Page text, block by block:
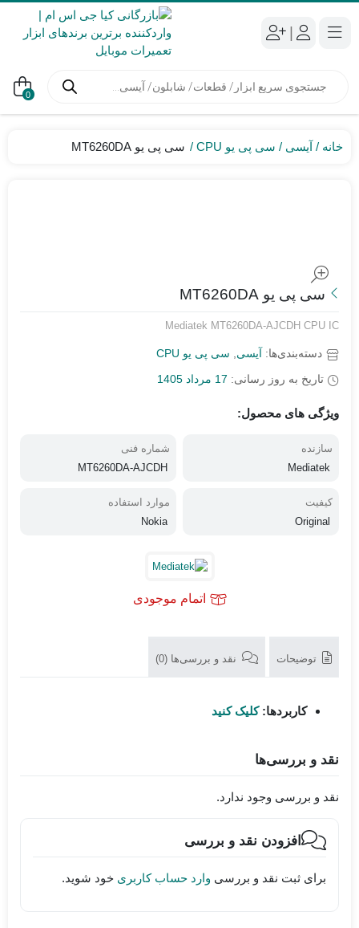
محصولات
0
خانه آیسی سی پی یو CPU سی پی یو MT6260DA
سی پی یو MT6260DA
Mediatek MT6260DA-AJCDH CPU IC
دسته‌بندی‌ها: آیسی
سی پی یو CPU
تاریخ به روز رسانی: 17 مرداد 1405
ویژگی های محصول:
سازنده
Mediatek
شماره فنی
MT6260DA-AJCDH
کیفیت
Original
موارد استفاده
Nokia
اتمام موجودی
توضیحات نقد و بررسی‌ها (0)
کاربردها:کلیک کنید
نقد و بررسی‌ها
نقد و بررسی وجود ندارد.
افزودن نقد و بررسی
برای ثبت نقد و بررسی وارد حساب کاربری خود شوید.